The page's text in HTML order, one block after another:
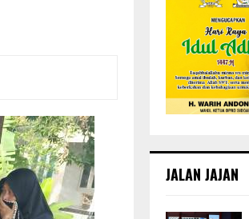
JALAN JAJAN